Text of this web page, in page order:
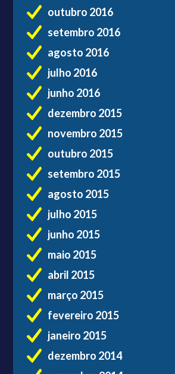
outubro 2016
setembro 2016
agosto 2016
julho 2016
junho 2016
dezembro 2015
novembro 2015
outubro 2015
setembro 2015
agosto 2015
julho 2015
junho 2015
maio 2015
abril 2015
março 2015
fevereiro 2015
janeiro 2015
dezembro 2014